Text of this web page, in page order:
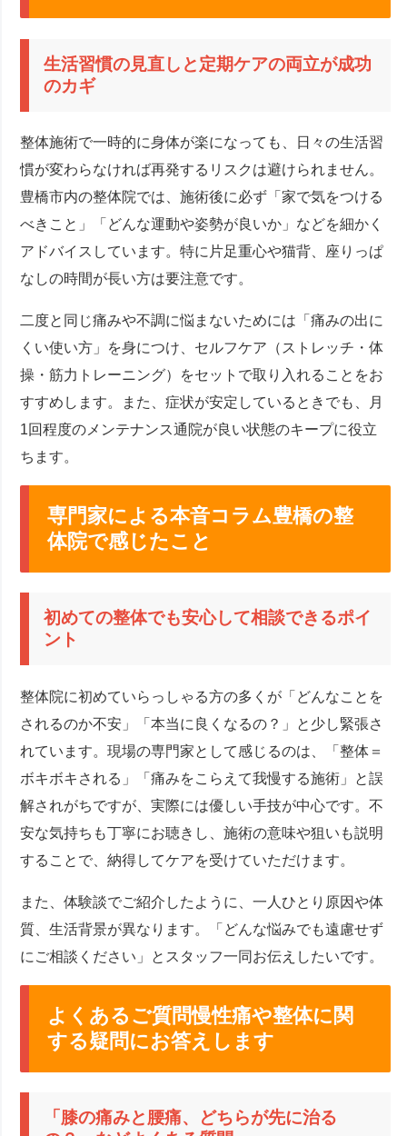
生活習慣の見直しと定期ケアの両立が成功
のカギ
整体施術で一時的に身体が楽になっても、日々の生活習
慣が変わらなければ再発するリスクは避けられません。
豊橋市内の整体院では、施術後に必ず「家で気をつける
べきこと」「どんな運動や姿勢が良いか」などを細かく
アドバイスしています。特に片足重心や猫背、座りっぱ
なしの時間が長い方は要注意です。
二度と同じ痛みや不調に悩まないためには「痛みの出に
くい使い方」を身につけ、セルフケア（ストレッチ・体
操・筋力トレーニング）をセットで取り入れることをお
すすめします。また、症状が安定しているときでも、月
1回程度のメンテナンス通院が良い状態のキープに役立
ちます。
専門家による本音コラム豊橋の整
体院で感じたこと
初めての整体でも安心して相談できるポイ
ント
整体院に初めていらっしゃる方の多くが「どんなことを
されるのか不安」「本当に良くなるの？」と少し緊張さ
れています。現場の専門家として感じるのは、「整体＝
ボキボキされる」「痛みをこらえて我慢する施術」と誤
解されがちですが、実際には優しい手技が中心です。不
安な気持ちも丁寧にお聴きし、施術の意味や狙いも説明
することで、納得してケアを受けていただけます。
また、体験談でご紹介したように、一人ひとり原因や体
質、生活背景が異なります。「どんな悩みでも遠慮せず
にご相談ください」とスタッフ一同お伝えしたいです。
よくあるご質問慢性痛や整体に関
する疑問にお答えします
「膝の痛みと腰痛、どちらが先に治る